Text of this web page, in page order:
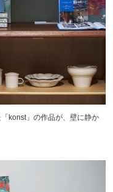
konst」の作品が、壁に静か